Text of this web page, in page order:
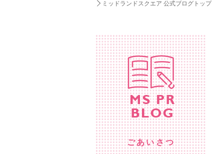
ミッドランドスクエア 公式ブログトップ
ごあいさつ